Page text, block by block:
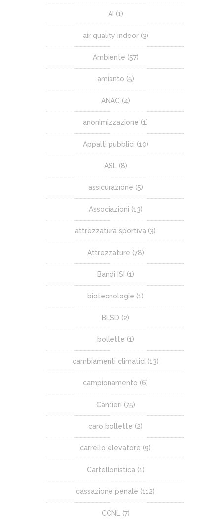
AI (1)
air quality indoor(3)
Ambiente (57)
amianto (5)
ANAC (4)
anonimizzazione (1)
Appalti pubblici (10)
ASL (8)
assicurazione (5)
Associazioni (13)
attrezzatura sportiva (3)
Attrezzature (78)
Bandi ISI (1)
biotecnologie (1)
BLSD (2)
bollette (1)
cambiamenti climatici (13)
campionamento (6)
Cantieri (75)
caro bollette (2)
carrello elevatore (9)
Cartellonistica (1)
cassazione penale (112)
CCNL (7)